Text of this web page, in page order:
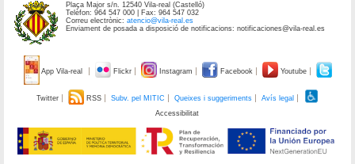
Plaça Major s/n. 12540 Vila-real (Castelló)
Telèfon: 964 547 000 | Fax: 964 547 032
Correu electrònic:atencio@vila-real.es
Enviament de posada a disposició de notificacions: notificaciones@vila-real.es
App Vila-real Flickr Instagram Facebook Youtube
Twitter RSS Subv. pel MITIC Queixes i suggeriments
Avís legal
Accessibilitat